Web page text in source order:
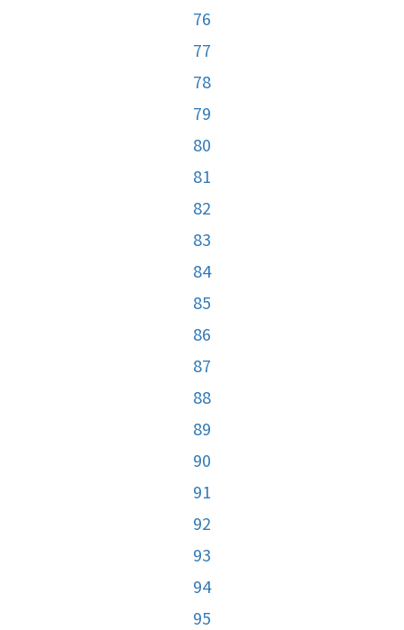
76
77
78
79
80
81
82
83
84
85
86
87
88
89
90
91
92
93
94
95